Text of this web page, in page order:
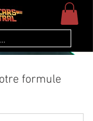
formule